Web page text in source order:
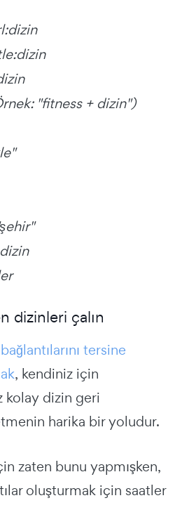
"fitness + dizin")
dizinleri çalın
tersine
, kendiniz için
kolay dizin geri
harika bir yoludur.
zaten bunu yapmışken,
oluşturmak için saatler